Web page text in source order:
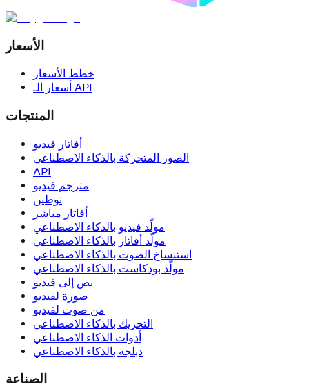
الأسعار
خطط الأسعار
أسعار الـ API
المنتجات
أفاتار فيديو
الصور المتحركة بالذكاء الاصطناعي
API
مترجم فيديو
توطين
أفاتار مباشر
مولّد فيديو بالذكاء الاصطناعي
مولّد أفاتار بالذكاء الاصطناعي
استنساخ الصوت بالذكاء الاصطناعي
مولّد بودكاست بالذكاء الاصطناعي
نص إلى فيديو
صورة لفيديو
من صوت لفيديو
التحريك بالذكاء الاصطناعي
أدوات الذكاء الاصطناعي
دبلجة بالذكاء الاصطناعي
الصناعة